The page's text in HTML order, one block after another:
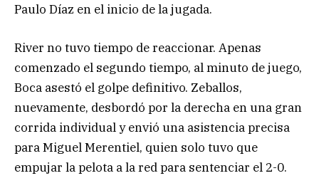
Paulo Díaz en el inicio de la jugada.
River no tuvo tiempo de reaccionar. Apenas
comenzado el segundo tiempo, al minuto de juego,
Boca asestó el golpe definitivo. Zeballos,
nuevamente, desbordó por la derecha en una gran
corrida individual y envió una asistencia precisa
para Miguel Merentiel, quien solo tuvo que
empujar la pelota a la red para sentenciar el 2-0.